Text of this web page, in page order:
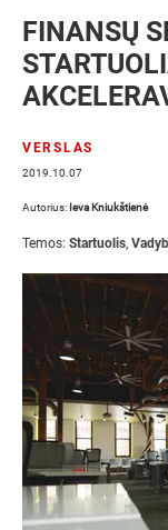
FINANSŲ
VERSLAS
2019.10.07
Autorius: Ieva Kniukštienė
Temos: Startuolis,